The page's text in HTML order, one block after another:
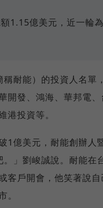
1.15億美元，近一輪
耐能）的投資人名單
開發、鴻海、華邦電
港投資等。
1億美元，耐能創辦人
」劉峻誠說。耐能在
客戶開會，他笑著說
。